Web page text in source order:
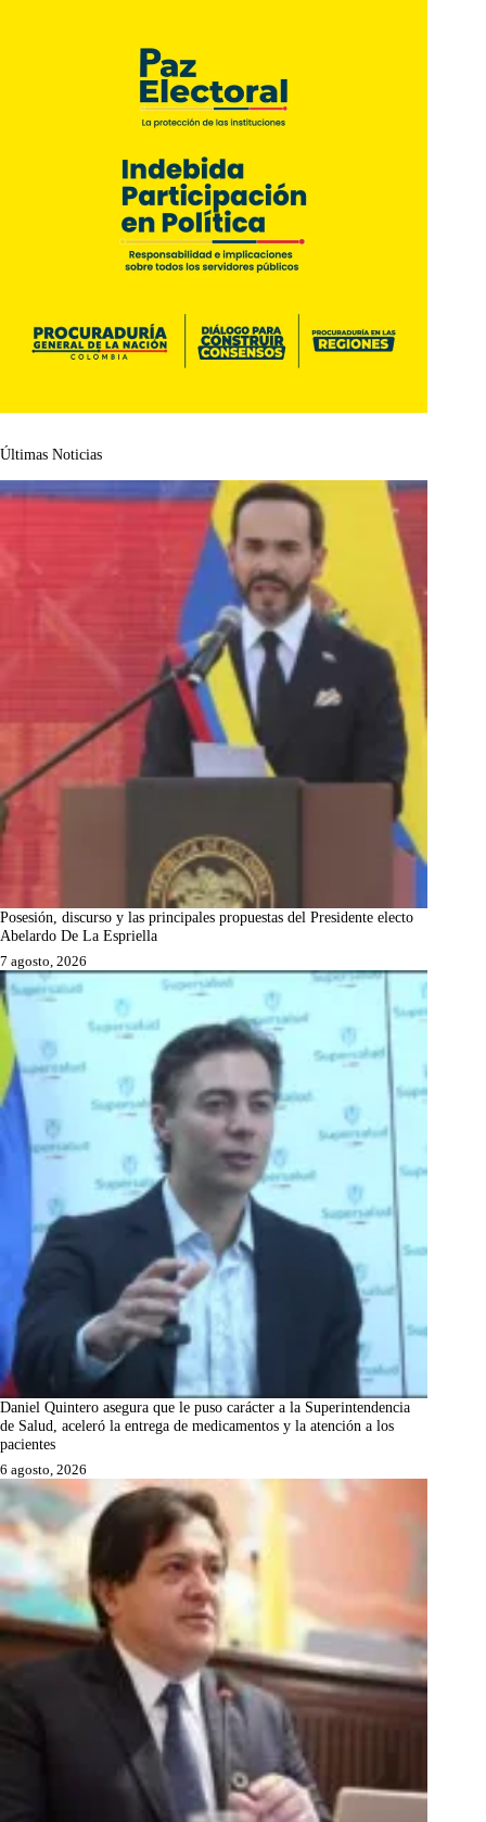
Últimas Noticias
Posesión, discurso y las principales propuestas del Presidente electo
Abelardo De La Espriella
7 agosto, 2026
Daniel Quintero asegura que le puso carácter a la Superintendencia
de Salud, aceleró la entrega de medicamentos y la atención a los
pacientes
6 agosto, 2026